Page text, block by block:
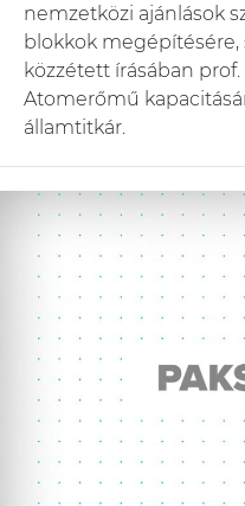
nemzetközi ajánlások
blokkok
közzétett írásában prof.
Atomerőmű
államtitkár.